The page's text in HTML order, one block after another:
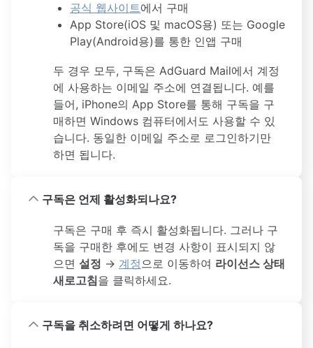
공식 웹사이트에서 구매
App Store(iOS 및 macOS용) 또는 Google
Play(Android용)를 통한 인앱 구매
두 경우 모두, 구독은 AdGuard Mail에서 계정
에 사용하는 이메일 주소에 연결됩니다. 예를
들어, iPhone의 App Store를 통해 구독을 구
매하면 Windows 컴퓨터에서도 사용할 수 있
습니다. 동일한 이메일 주소로 로그인하기만
하면 됩니다.
구독은 언제 활성화되나요?
구독은 구매 후 즉시 활성화됩니다. 그러나 구
독을 구매한 후에도 변경 사항이 표시되지 않
으면 설정 → 계정으로 이동하여 라이선스 상태
새로고침을 클릭하세요.
구독을 취소하려면 어떻게 하나요?